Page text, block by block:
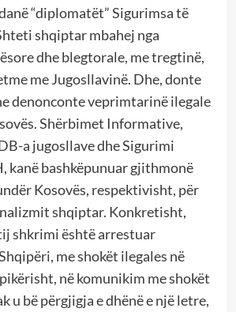
“diplomatët” Sigurimsa të
shqiptar mbahej nga
dhe blegtorale, me tregtinë,
me Jugosllavinë. Dhe, donte
denonconte veprimtarinë ilegale
Shërbimet Informative,
a jugosllave dhe Sigurimi
kanë bashkëpunuar gjithmonë
Kosovës, respektivisht, për
shqiptar. Konkretisht,
shkrimi është arrestuar
me shokët ilegales në
në komunikim me shokët
u bë përgjigja e dhënë e një letre,